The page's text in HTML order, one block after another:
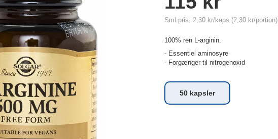
Sml.pris: 2,30 kr/kaps (2,30 kr/portion)
100% ren L-arginin.
- Essentiel aminosyre
- Forgænger til nitrogenoxid
50 kapsler